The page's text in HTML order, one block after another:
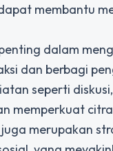
membantu
dalam
dan berbagi
seperti
memperkuat
merupakan